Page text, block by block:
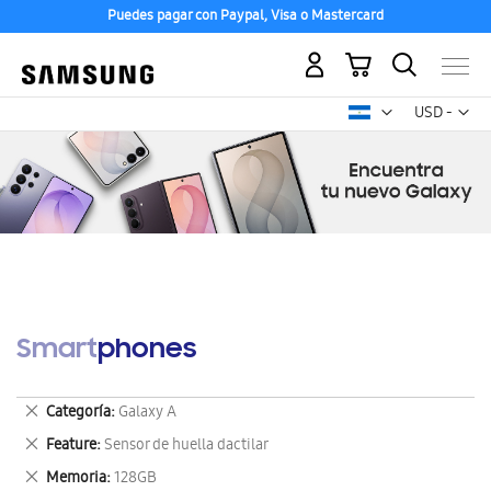
Puedes pagar con Paypal, Visa o Mastercard
USD -
dólar
Mi carrito
Smartphones
Categoría Galaxy A
Eliminar
este
artículo
Feature Sensor de huella dactilar
Eliminar
este
Memoria 128GB
Eliminar